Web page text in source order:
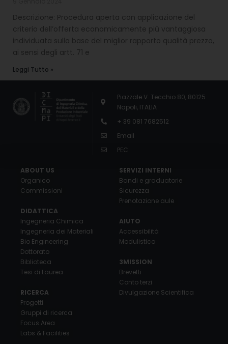
Descrizione: Procedura aperta con applicazione del
criterio dell’offerta economicamente più vantaggiosa
individuata sulla base del miglior rapporto qualità prezzo,
ai sensi degli artt. 71 e
Leggi Tutto »
Piazzale V. Tecchio 80, 80125
Napoli, ITALIA
+ 39 081 7682512
Email
PEC
ABOUT US
Organico
Commissioni
DIDATTICA
Ingegneria Chimica
Ingegneria dei Materiali
Bio Engineering
Dottorato
Biblioteca
Tesi di Laurea
RICERCA
Progetti
Gruppi di ricerca
Focus Area
Labs & Facilities
SERVIZI INTERNI
Bandi e graduatorie
Sicurezza
Prenotazione aule
AIUTO
Accessibilità
Modulistica
3MISSION
Brevetti
Conto terzi
Divulgazione Scientifica